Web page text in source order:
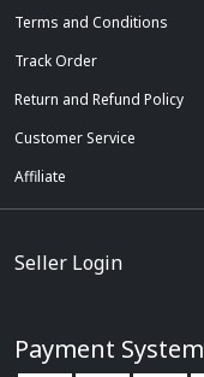
Terms and Conditions
Track Order
Return and Refund Policy
Customer Service
Affiliate
Seller Login
Payment System